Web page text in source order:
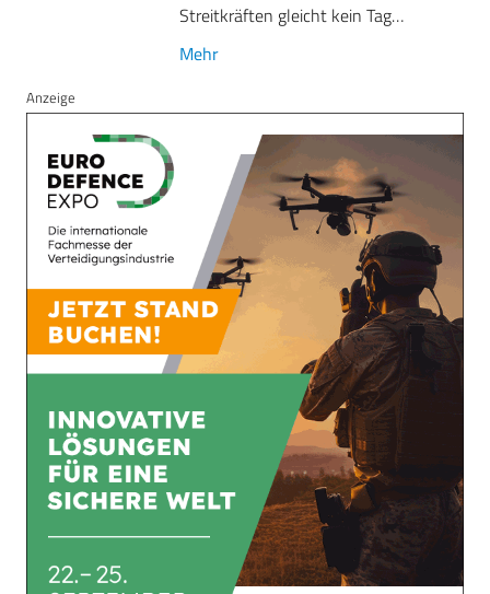
Streitkräften gleicht kein Tag…
Mehr
Anzeige